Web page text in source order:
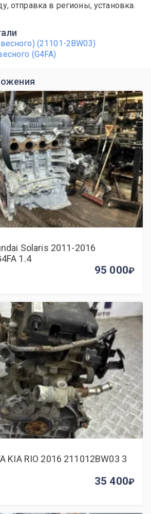
отправка в регионы, установка.
(21101-2BW03)
(G4FA)
Solaris 2011-2016
1.4
95 000
KIA RIO 2016 211012BW03 3
35 400